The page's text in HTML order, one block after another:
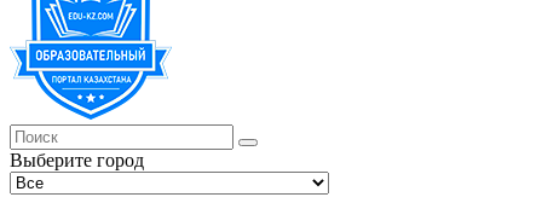
Выберите город